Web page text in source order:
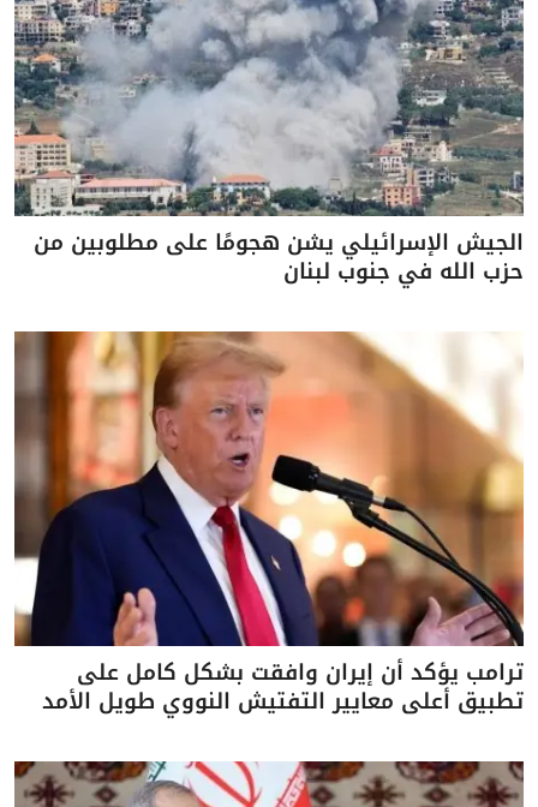
الجيش الإسرائيلي يشن هجومًا على مطلوبين من
حزب الله في جنوب لبنان
ترامب يؤكد أن إيران وافقت بشكل كامل على
تطبيق أعلى معايير التفتيش النووي طويل الأمد